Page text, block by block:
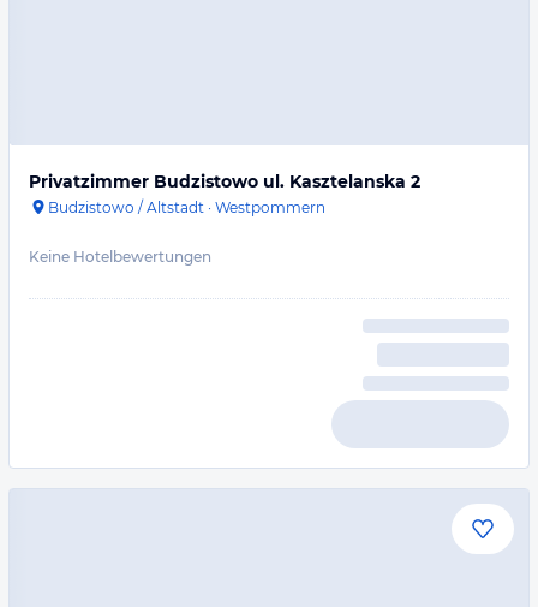
Privatzimmer Budzistowo ul. Kasztelanska 2
Budzistowo / Altstadt · Westpommern
Keine Hotelbewertungen